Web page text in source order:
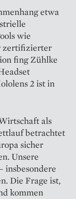
etwa
wie
zertifizierter
fing Zühlke
2 ist in
als
betrachtet
sicher
Unsere
insbesondere
Die Frage ist,
kommen